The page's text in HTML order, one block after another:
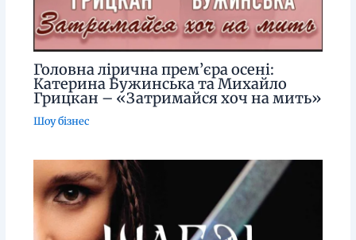
Головна лірична прем’єра осені:
Катерина Бужинська та Михайло
Грицкан – «Затримайся хоч на мить»
Шоу бізнес